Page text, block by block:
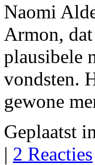
Naomi
Armon,
plausibele
vondsten.
gewone
Geplaatst
| 2 Reacties